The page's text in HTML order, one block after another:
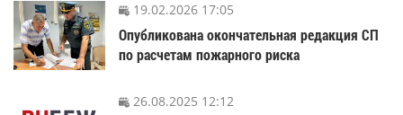
19.02.2026 17:05
Опубликована окончательная редакция СП
по расчетам пожарного риска
26.08.2025 12:12